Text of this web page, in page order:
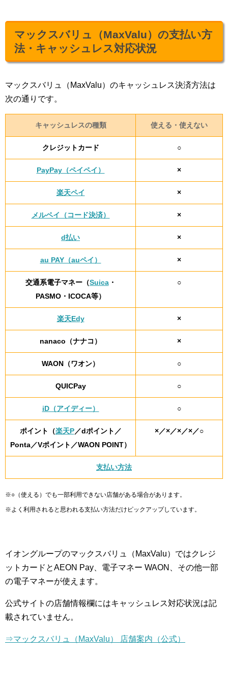
マックスバリュ（MaxValu）の支払い方
法・キャッシュレス対応状況
マックスバリュ（MaxValu）のキャッシュレス決済方法は
次の通りです。
キャッシュレスの種類 使える・使えない
クレジットカード ○
PayPay（ペイペイ） ×
楽天ペイ ×
メルペイ（コード決済） ×
d払い ×
au PAY（auペイ） ×
交通系電子マネー（Suica・
PASMO・ICOCA等）
○
楽天Edy ×
nanaco（ナナコ） ×
WAON（ワオン） ○
QUICPay ○
iD（アイディー） ○
ポイント（楽天P／dポイント／
Ponta／Vポイント／WAON POINT）
×／×／×／×／○
支払い方法
※○（使える）でも一部利用できない店舗がある場合があります。
※よく利用されると思われる支払い方法だけピックアップしています。
イオングループのマックスバリュ（MaxValu）ではクレジ
ットカードとAEON Pay、電子マネー WAON、その他一部
の電子マネーが使えます。
公式サイトの店舗情報欄にはキャッシュレス対応状況は記
載されていません。
⇒マックスバリュ（MaxValu） 店舗案内（公式）